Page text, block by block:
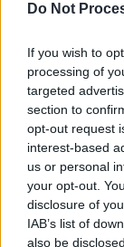
Do Not
If you wish to
processing of
targeted
section to
opt-out request
interest-based
us or personal
your opt-out.
disclosure of
IAB’s list of
also be
πρόσωπο. Η
τον τύπο, ο
σωριάζεται
Η σύζυγος
δύο πριν
σύζυγος